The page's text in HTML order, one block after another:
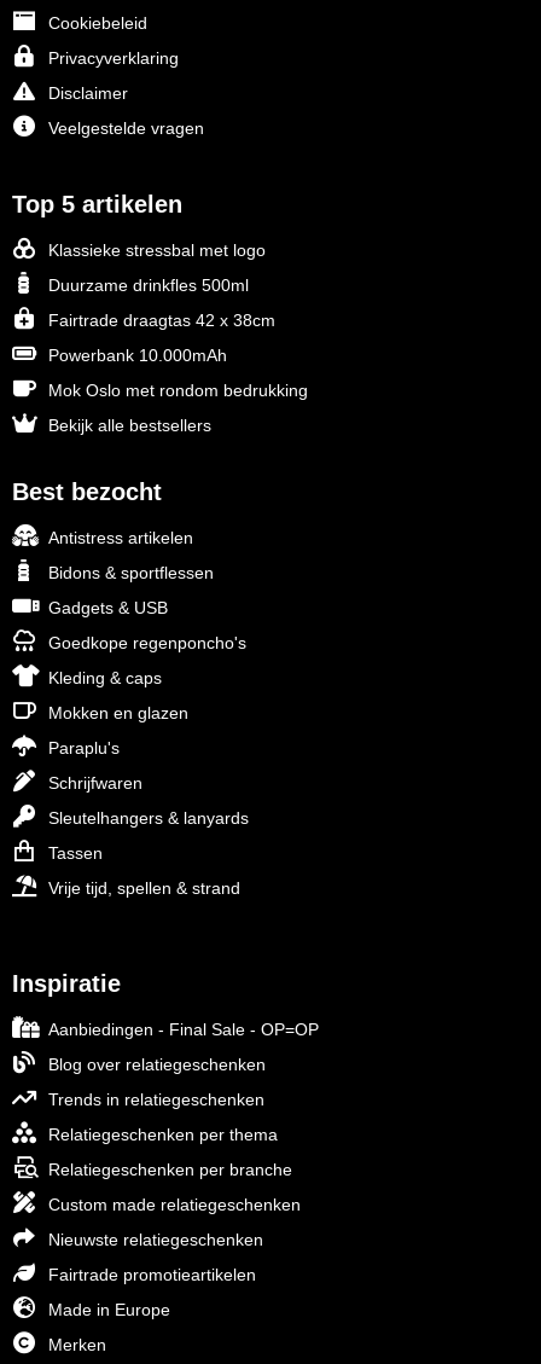
Cookiebeleid
Privacyverklaring
Disclaimer
Veelgestelde vragen
Top 5 artikelen
Klassieke stressbal met logo
Duurzame drinkfles 500ml
Fairtrade draagtas 42 x 38cm
Powerbank 10.000mAh
Mok Oslo met rondom bedrukking
Bekijk alle bestsellers
Best bezocht
Antistress artikelen
Bidons & sportflessen
Gadgets & USB
Goedkope regenponcho's
Kleding & caps
Mokken en glazen
Paraplu's
Schrijfwaren
Sleutelhangers & lanyards
Tassen
Vrije tijd, spellen & strand
Inspiratie
Aanbiedingen - Final Sale - OP=OP
Blog over relatiegeschenken
Trends in relatiegeschenken
Relatiegeschenken per thema
Relatiegeschenken per branche
Custom made relatiegeschenken
Nieuwste relatiegeschenken
Fairtrade promotieartikelen
Made in Europe
Merken